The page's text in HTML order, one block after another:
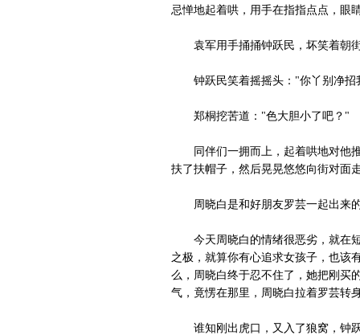
忌惮地起着哄，用手在指指点点，眼
袁军用手捅捅钟跃民，坏笑着朝
钟跃民笑着摇摇头："你丫别净招
郑桐挖苦道："色大胆小了吧？"
同伴们一拥而上，起着哄地对他推
扶了扶帽子，然后晃晃悠悠向街对面
周晓白是和好朋友罗芸一起出来的
今天周晓白的情绪很恶劣，就在短
之极，就算你有心追求女孩子，也该
么，周晓白终于忍不住了，她把刚买
气，竟愣在那里，周晓白拉着罗芸转
谁知刚出虎口，又入了狼窝，钟跃